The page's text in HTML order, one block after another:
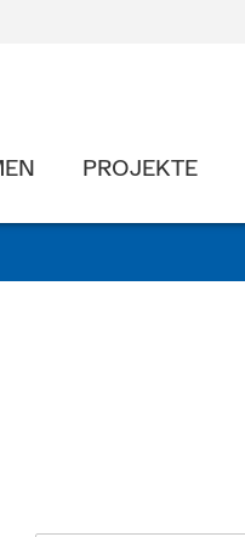
PROJEKTE